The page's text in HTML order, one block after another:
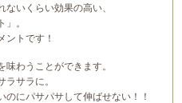
いくらい効果の高い、
」。
ントです！
わうことができます。
サラに。
にパサパサして伸ばせない！！